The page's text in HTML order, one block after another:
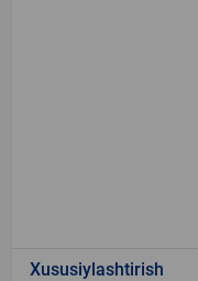
Xususiylashtirish